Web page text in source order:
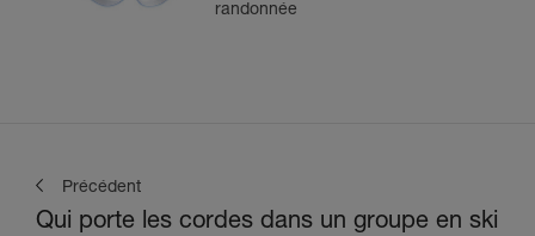
randonnée
Précédent
Qui porte les cordes dans un groupe en ski